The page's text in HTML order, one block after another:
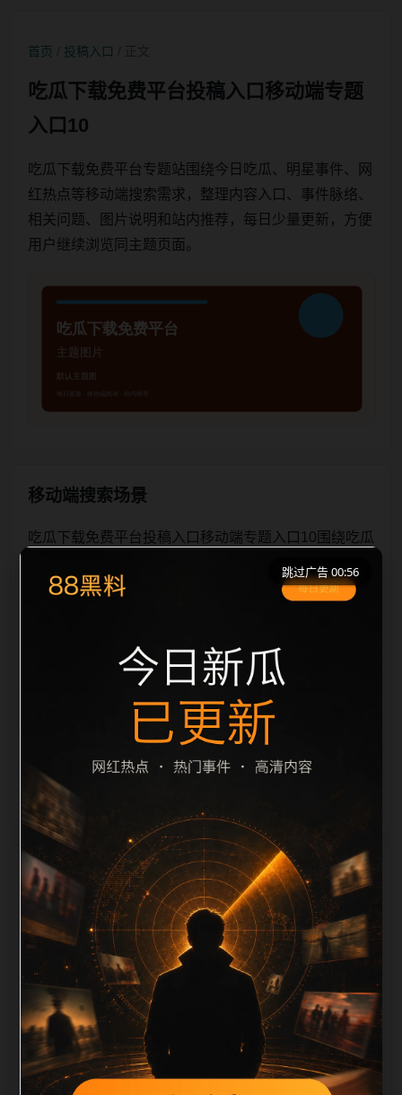
首页 投稿入口
吃瓜下载免费平台投稿入口移动端专题
入口10
吃瓜下载免费平台专题站围绕今日吃瓜、明星事件、网
红热点等移动端搜索需求，整理内容入口、事件脉络、
相关问题、图片说明和站内推荐，每日少量更新，方便
用户继续浏览同主题页面。
移动端搜索场景
吃瓜下载免费平台投稿入口移动端专题入口10围绕吃瓜
惯整理标题、描述、图片和站内推荐。用户进入页面
览。本页强调内容归集和主题一致性，避免无关关键词
堆砌，也避免多个站点同步发布完全相同的标题。图片
说明、文件名、alt 和 title 均围绕主关键词、栏目词和
文章标题生成，便于搜索引擎理解页面主题。后续采集
时将继续执行远程图片本地化、坏图默认图兜底、标题
重复过滤和 descript
栏目内容归集
ion 长度检查。栏目内容按每日少量新增的方式持续扩
展，每篇保留相关问题、站内推荐和清晰的层级路径，
减少用户反复返回搜索页。第50篇作为本栏目的初始建
设内容，主要用于补齐栏目深度、稳定内链结构，并为
后续专题聚合提供可点击入口。如果后续发现页面缺
图、标题过短、描述为空或正文不足，将进入每日
SEO 检查清单自动修正。
跳过广告 00:56